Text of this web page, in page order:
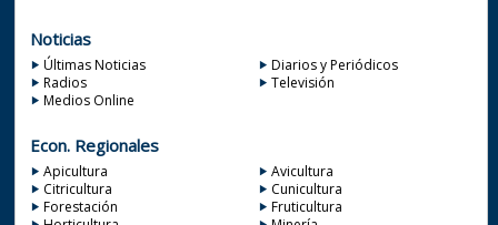
Noticias
Últimas Noticias
Diarios y Periódicos
Radios
Televisión
Medios Online
Econ. Regionales
Apicultura
Avicultura
Citricultura
Cunicultura
Forestación
Fruticultura